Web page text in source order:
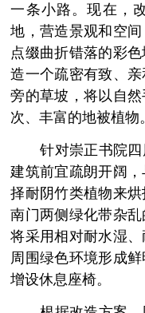
一条小路。现在，
地，营造景观和空
点缀曲折错落的彩
造一个疏密有致、
旁的草坡，将以自
次、丰富的地被植物
针对崇正书院四
建筑前宜疏朗开阔
择耐阴竹类植物来
南门两侧绿化带杂
将采用相对耐水湿
周围绿色环境形成
增设休息座椅。